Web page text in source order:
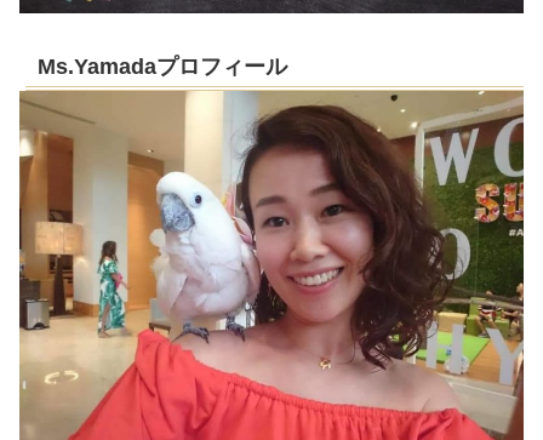
Ms.Yamadaプロフィール